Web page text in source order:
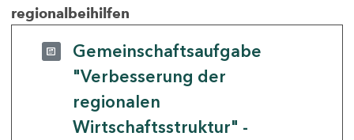
regionalbeihilfen
Gemeinschaftsaufgabe
"Verbesserung der
regionalen
Wirtschaftsstruktur" -